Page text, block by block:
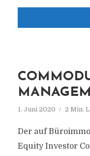
1. Juni 2020 2 Min.
Der auf
Equity Investor